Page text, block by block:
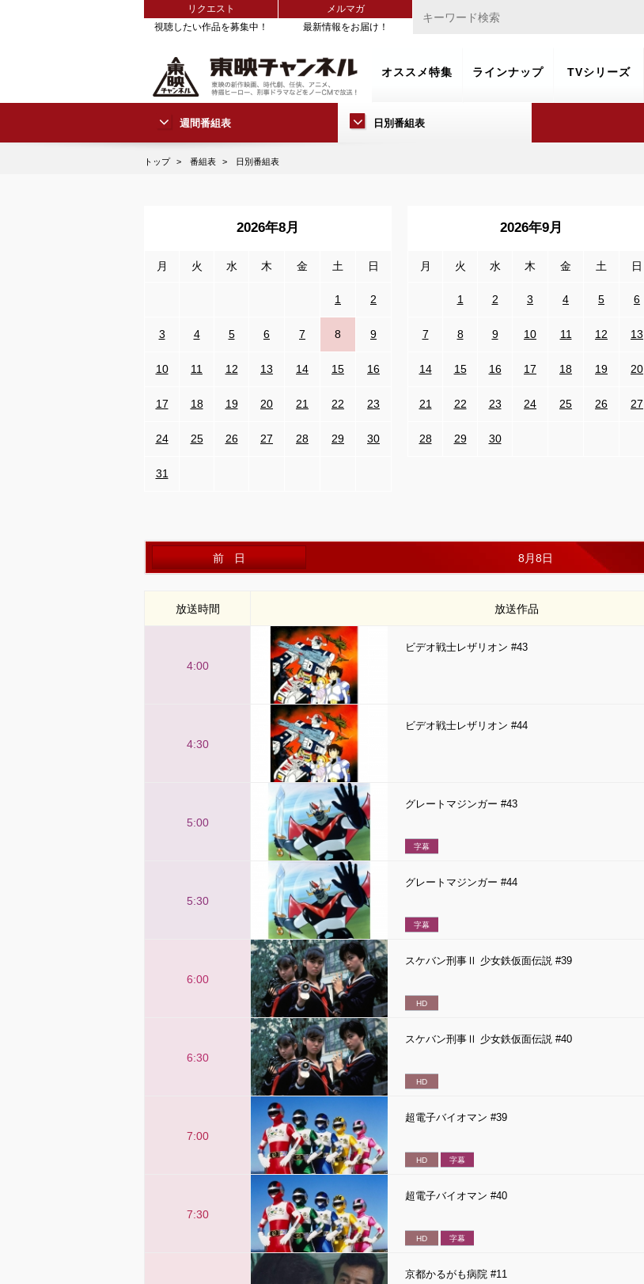
リクエスト
視聴したい作品を募集中！
メルマガ
最新情報をお届け！
オススメ特集 ラインナップ TVシリーズ
週間番組表 日別番組表
トップ 番組表 日別番組表
2026年8月
月 火 水 木 金 土 日
1 2
3 4 5 6 7 8 9
10 11 12 13 14 15 16
17 18 19 20 21 22 23
24 25 26 27 28 29 30
31
2026年9月
月 火 水 木 金 土 日
1 2 3 4 5 6
7 8 9 10 11 12 13
14 15 16 17 18 19 20
21 22 23 24 25 26 27
28 29 30
前日 8月8日
放送時間 放送作品
4:00
ビデオ戦士レザリオン #43
4:30
ビデオ戦士レザリオン #44
5:00
グレートマジンガー #43
字幕
5:30
グレートマジンガー #44
字幕
6:00
スケバン刑事Ⅱ 少女鉄仮面伝説 #39
HD
6:30
スケバン刑事Ⅱ 少女鉄仮面伝説 #40
HD
7:00
超電子バイオマン #39
HD 字幕
7:30
超電子バイオマン #40
HD 字幕
京都かるがも病院 #11